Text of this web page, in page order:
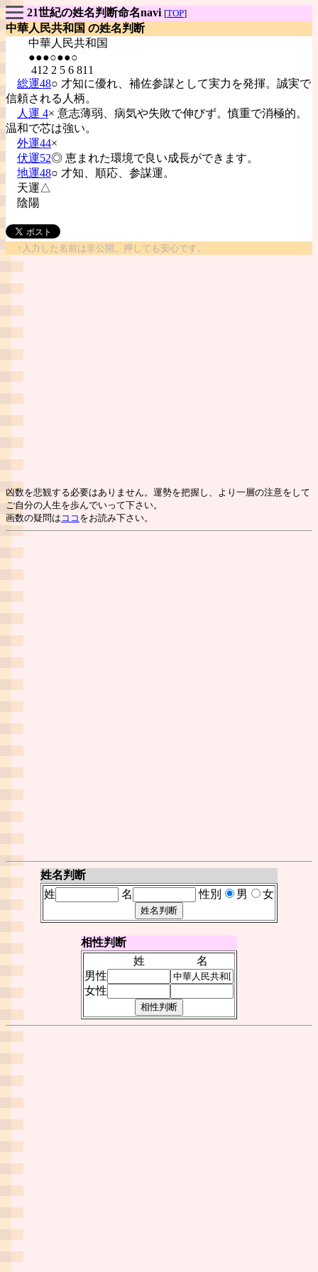
21世紀の姓名判断命名navi [TOP]
中華人民共和国 の姓名判断
中華人民共和国
●●●○●●○
412 2 5 6 811
総運48○ 才知に優れ、補佐参謀として実力を発揮。誠実で
信頼される人柄。
人運 4× 意志薄弱、病気や失敗で伸びず。慎重で消極的。
温和で芯は強い。
外運44×
伏運52◎ 恵まれた環境で良い成長ができます。
地運48○ 才知、順応、参謀運。
天運△
陰陽
↑入力した名前は非公開。押しても安心です。
凶数を悲観する必要はありません。運勢を把握し、より一層の注意をして
ご自分の人生を歩んでいって下さい。
画数の疑問は ココ をお読み下さい。
姓名判断
姓
名 性別 男 女
相性判断
姓
名
男性
女性